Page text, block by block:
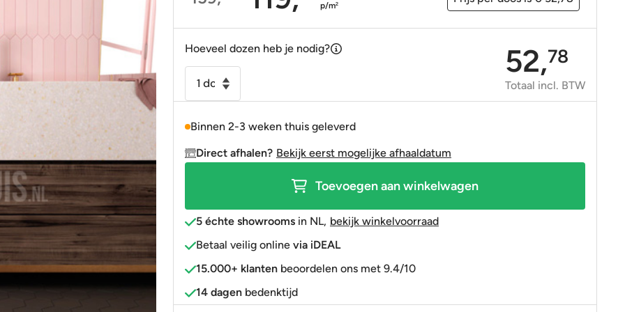
» Alle stijlen
Bruin
OP=OP tegels
Roze
Goud
» Alle kleuren
OP=OP tegels
Oorspronkelijke
was:
Huidige
is:
p/m2
Hoeveel dozen heb je nodig?
Vloertegel
Hexagon
11,6x10,1
mat
bruin
R9
52,78
Totaal incl. BTW
Binnen 2-3 weken thuis geleverd
Direct afhalen? Bekijk eerst mogelijke afhaaldatum
Toevoegen aan winkelwagen
5 échte showrooms in NL, bekijk winkelvoorraad
Betaal veilig online via iDEAL
15.000+ klanten beoordelen ons met 9.4/10
14 dagen bedenktijd